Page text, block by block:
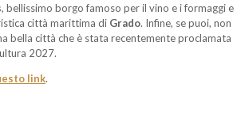
, bellissimo borgo famoso per il vino e i formaggi e
città marittima di Grado. Infine, se puoi, non
bella città che è stata recentemente proclamata
2027.
link.